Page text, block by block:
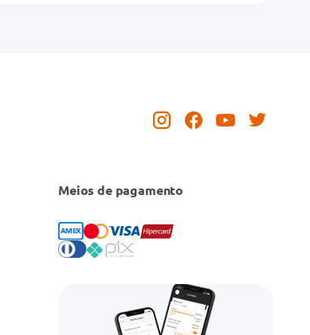
Meios de pagamento